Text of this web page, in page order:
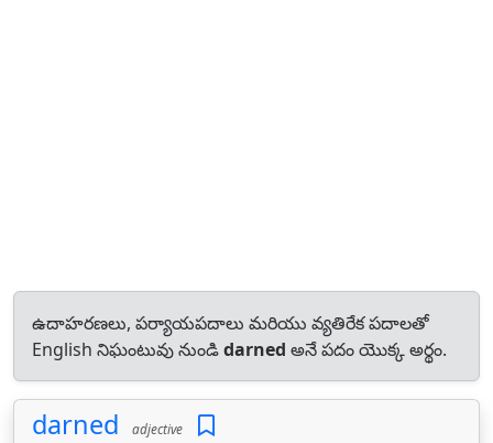
ఉదాహరణలు, పర్యాయపదాలు మరియు వ్యతిరేక పదాలతో
English నిఘంటువు నుండిdarned అనే పదం యొక్క అర్థం.
darned adjective